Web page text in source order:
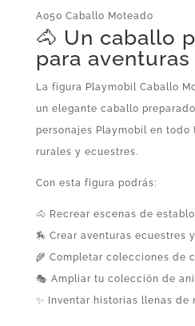
A050 Caballo Moteado
🐴 Un caballo
para
La figura Playmobil Caballo
un elegante caballo
personajes Playmobil en todo
rurales y ecuestres.
Con esta figura podrás:
🐴 Recrear escenas de
🏇 Crear aventuras ecuestres
🌾 Completar colecciones de
🎭 Ampliar tu colección de
✨ Inventar historias llenas de